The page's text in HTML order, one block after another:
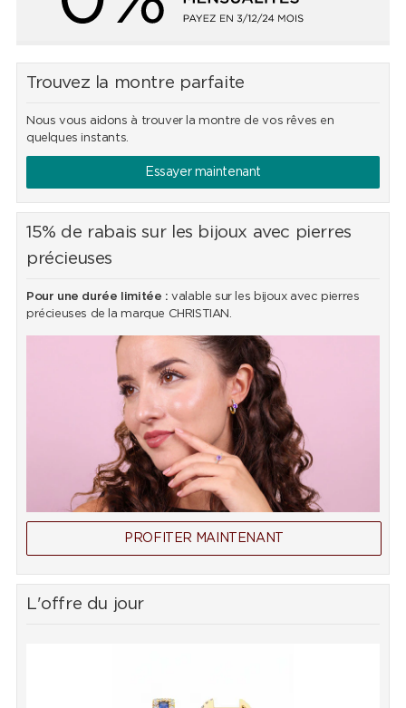
Trouvez la montre parfaite
Nous vous aidons à trouver la montre de vos rêves en
quelques instants.
Essayer maintenant
15% de rabais sur les bijoux avec pierres
précieuses
Pour une durée limitée : valable sur les bijoux avec pierres
précieuses de la marque CHRISTIAN.
PROFITER MAINTENANT
L'offre du jour